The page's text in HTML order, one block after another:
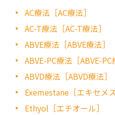
AC療法［AC療法］
AC-T療法［AC-T療法］
ABVE療法［ABVE療法］
ABVE-PC療法［ABVE-PC
ABVD療法［ABVD療法］
Exemestane［エキセメス
Ethyol［エチオール］